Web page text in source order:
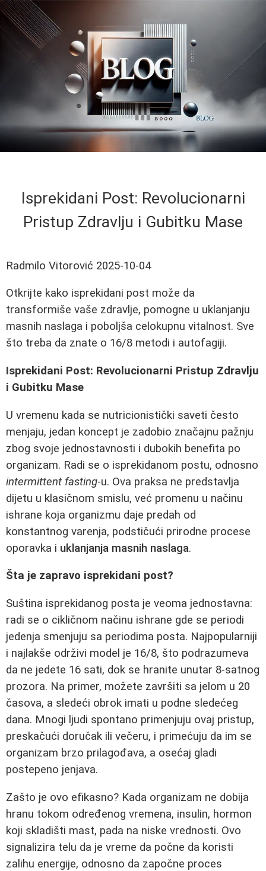
Isprekidani Post: Revolucionarni
Pristup Zdravlju i Gubitku Mase
Radmilo Vitorović 2025-10-04
Otkrijte kako isprekidani post može da
transformiše vaše zdravlje, pomogne u uklanjanju
masnih naslaga i poboljša celokupnu vitalnost. Sve
što treba da znate o 16/8 metodi i autofagiji.
Isprekidani Post: Revolucionarni Pristup Zdravlju
i Gubitku Mase
U vremenu kada se nutricionistički saveti često
menjaju, jedan koncept je zadobio značajnu pažnju
zbog svoje jednostavnosti i dubokih benefita po
organizam. Radi se o isprekidanom postu, odnosno
intermittent fasting-u. Ova praksa ne predstavlja
dijetu u klasičnom smislu, već promenu u načinu
ishrane koja organizmu daje predah od
konstantnog varenja, podstičući prirodne procese
oporavka i uklanjanja masnih naslaga.
Šta je zapravo isprekidani post?
Suština isprekidanog posta je veoma jednostavna:
radi se o cikličnom načinu ishrane gde se periodi
jedenja smenjuju sa periodima posta. Najpopularniji
i najlakše održivi model je 16/8, što podrazumeva
da ne jedete 16 sati, dok se hranite unutar 8-satnog
prozora. Na primer, možete završiti sa jelom u 20
časova, a sledeći obrok imati u podne sledećeg
dana. Mnogi ljudi spontano primenjuju ovaj pristup,
preskačući doručak ili večeru, i primećuju da im se
organizam brzo prilagođava, a osećaj gladi
postepeno jenjava.
Zašto je ovo efikasno? Kada organizam ne dobija
hranu tokom određenog vremena, insulin, hormon
koji skladišti mast, pada na niske vrednosti. Ovo
signalizira telu da je vreme da počne da koristi
zalihu energije, odnosno da započne proces